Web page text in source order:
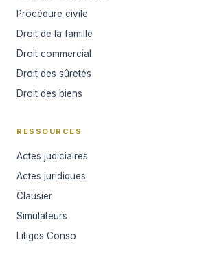
Procédure civile
Droit de la famille
Droit commercial
Droit des sûretés
Droit des biens
RESSOURCES
Actes judiciaires
Actes juridiques
Clausier
Simulateurs
Litiges Conso